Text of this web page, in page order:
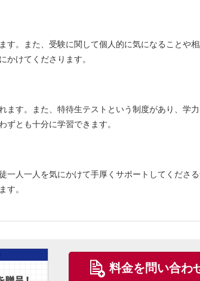
。また、受験に関して個人的に気になることや
かけてくださります。
ます。また、特待生テストという制度があり、学
とも十分に学習できます。
一人一人を気にかけて手厚くサポートしてくださ
す。
料金を問い合わ